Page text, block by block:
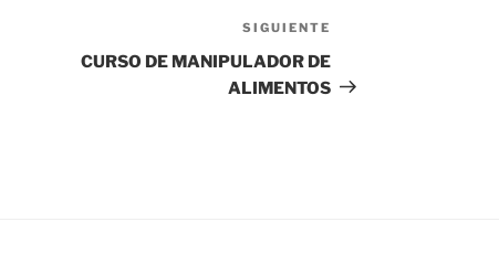
entrada
SIGUIENTE
CURSO DE MANIPULADOR DE
ALIMENTOS